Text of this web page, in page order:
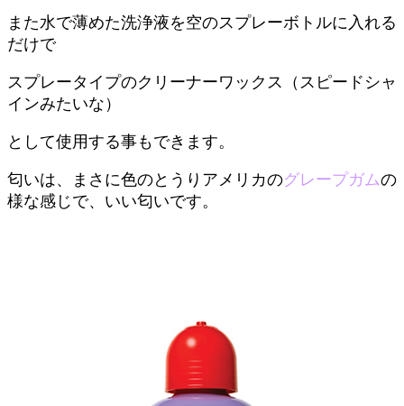
また水で薄めた洗浄液を空のスプレーボトルに入れる
だけで
スプレータイプのクリーナーワックス（スピードシャ
インみたいな）
として使用する事もできます。
匂いは、まさに色のとうりアメリカのグレープガムの
様な感じで、いい匂いです。